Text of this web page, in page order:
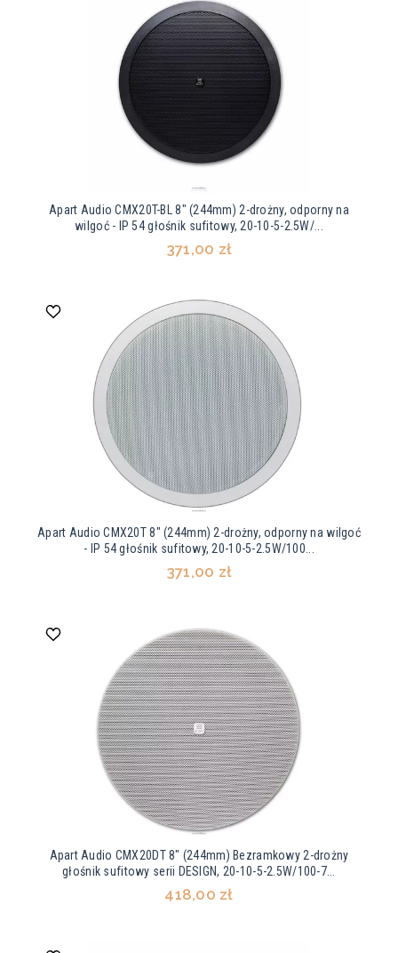
Apart Audio CMX20T-BL 8" (244mm) 2-drożny, odporny na
wilgoć - IP 54 głośnik sufitowy, 20-10-5-2.5W/...
371,00 zł
Apart Audio CMX20T 8" (244mm) 2-drożny, odporny na wilgoć
- IP 54 głośnik sufitowy, 20-10-5-2.5W/100...
371,00 zł
Apart Audio CMX20DT 8" (244mm) Bezramkowy 2-drożny
głośnik sufitowy serii DESIGN, 20-10-5-2.5W/100-7...
418,00 zł